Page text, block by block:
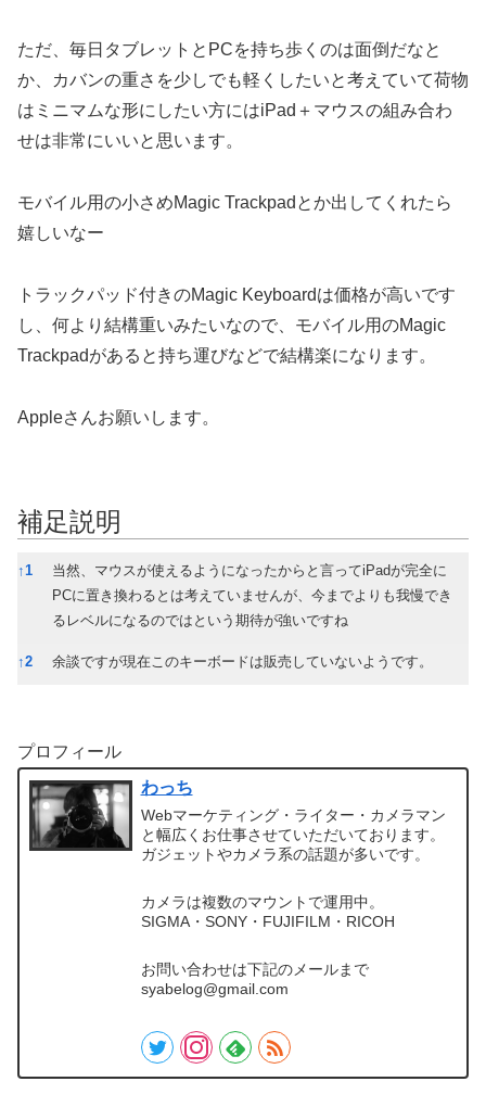
ただ、毎日タブレットとPCを持ち歩くのは面倒だなと
か、カバンの重さを少しでも軽くしたいと考えていて荷物
はミニマムな形にしたい方にはiPad＋マウスの組み合わ
せは非常にいいと思います。
モバイル用の小さめMagic Trackpadとか出してくれたら
嬉しいなー
トラックパッド付きのMagic Keyboardは価格が高いです
し、何より結構重いみたいなので、モバイル用のMagic
Trackpadがあると持ち運びなどで結構楽になります。
Appleさんお願いします。
補足説明
補足説明
↑ 1
当然、マウスが使えるようになったからと言ってiPadが完全に
PCに置き換わるとは考えていませんが、今までよりも我慢でき
るレベルになるのではという期待が強いですね
↑2 余談ですが現在このキーボードは販売していないようです。
プロフィール
わっち
Webマーケティング・ライター・カメラマン
と幅広くお仕事させていただいております。
ガジェットやカメラ系の話題が多いです。
カメラは複数のマウントで運用中。
SIGMA・SONY・FUJIFILM・RICOH
お問い合わせは下記のメールまで
syabelog@gmail.com